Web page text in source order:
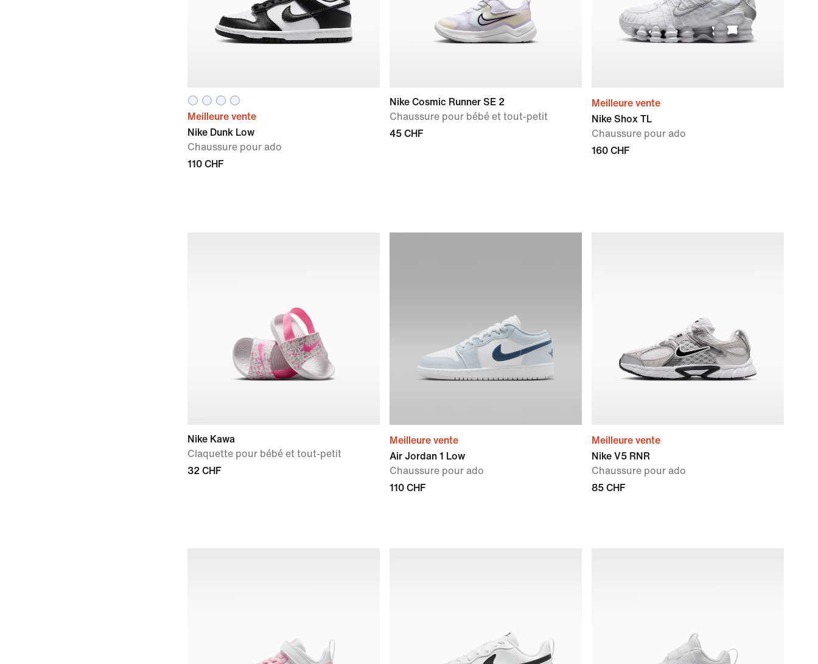
Meilleure vente
Nike Dunk Low
Chaussure pour ado
110 CHF
Nike Cosmic Runner SE 2
Chaussure pour bébé et tout-petit
45 CHF
Meilleure vente
Nike Shox TL
Chaussure pour ado
160 CHF
Nike Kawa
Claquette pour bébé et tout-petit
32 CHF
Meilleure vente
Air Jordan 1 Low
Chaussure pour ado
110 CHF
Meilleure vente
Nike V5 RNR
Chaussure pour ado
85 CHF